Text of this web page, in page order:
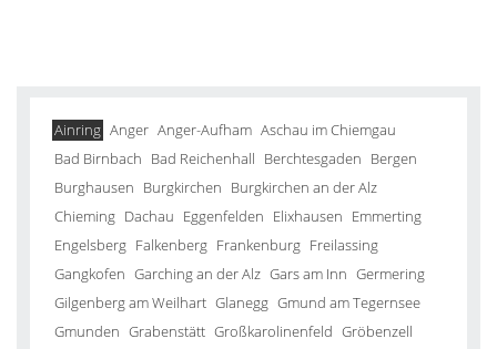
Ainring Anger Anger-Aufham Aschau im Chiemgau
Bad Birnbach Bad Reichenhall Berchtesgaden Bergen
Burghausen Burgkirchen Burgkirchen an der Alz
Chieming Dachau Eggenfelden Elixhausen Emmerting
Engelsberg Falkenberg Frankenburg Freilassing
Gangkofen Garching an der Alz Gars am Inn Germering
Gilgenberg am Weilhart Glanegg Gmund am Tegernsee
Gmunden Grabenstätt Großkarolinenfeld Gröbenzell